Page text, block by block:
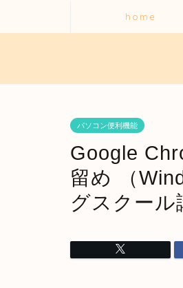
home
パソコン便利機能
Google
留め （
グスクール